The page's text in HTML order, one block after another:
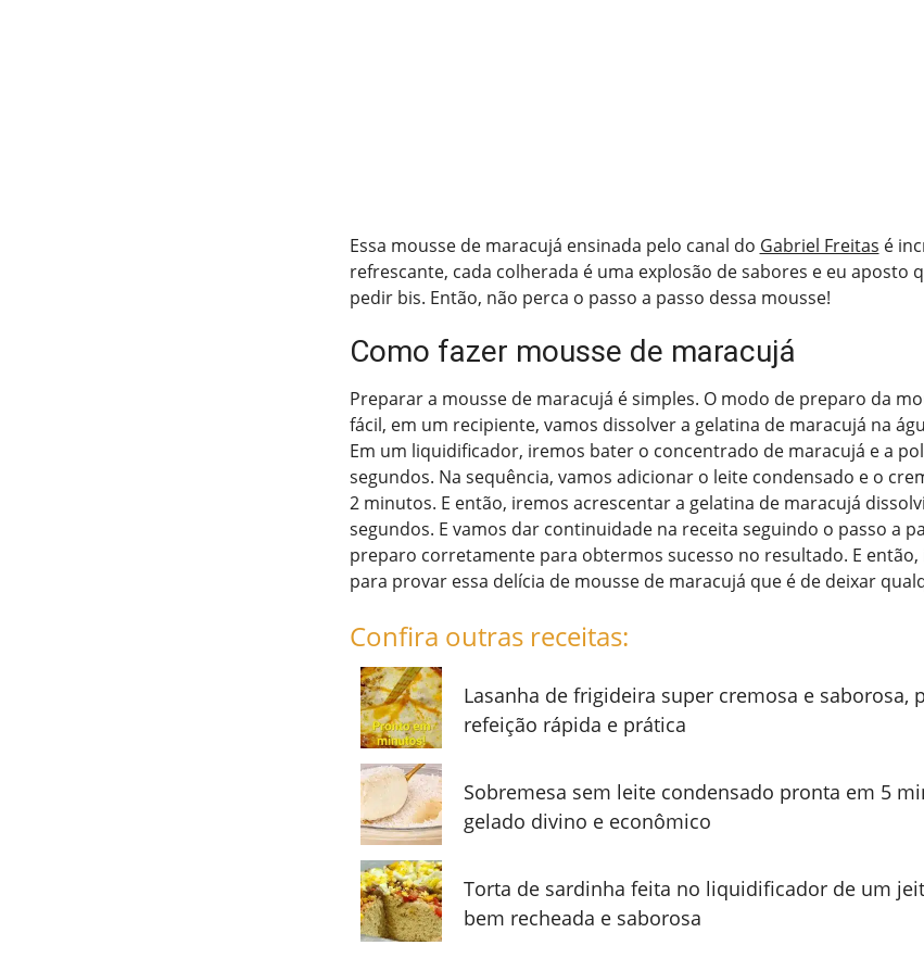
Essa mousse de maracujá ensinada pelo canal do Gabriel Freitas é
refrescante, cada colherada é uma explosão de sabores e eu aposto
pedir bis. Então, não perca o passo a passo dessa mousse!
Como fazer mousse de maracujá
Preparar a mousse de maracujá é simples. O modo de preparo da
fácil, em um recipiente, vamos dissolver a gelatina de maracujá na
Em um liquidificador, iremos bater o concentrado de maracujá e a
segundos. Na sequência, vamos adicionar o leite condensado e o
2 minutos. E então, iremos acrescentar a gelatina de maracujá
segundos. E vamos dar continuidade na receita seguindo o passo a
preparo corretamente para obtermos sucesso no resultado. E
para provar essa delícia de mousse de maracujá que é de deixar
Confira outras receitas:
Lasanha de frigideira super cremosa e saborosa,
refeição rápida e prática
Sobremesa sem leite condensado pronta em 5
gelado divino e econômico
Torta de sardinha feita no liquidificador de um
bem recheada e saborosa